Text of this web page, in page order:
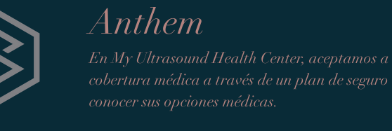
Anthem
En My Ultrasound Health Center, aceptamos a
cobertura médica a través de un plan de
conocer sus opciones médicas.